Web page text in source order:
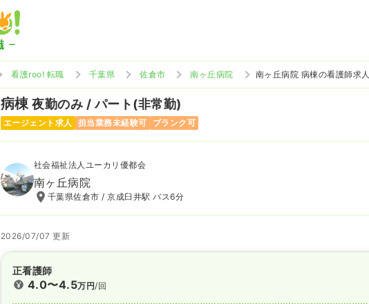
看護roo! 転職 千葉県 佐倉市 南ヶ丘病院 南ヶ丘病院 病棟の看護師求人
病棟夜勤のみ / パート(非常勤)
エージェント求人 担当業務未経験可 ブランク可
社会福祉法人ユーカリ優都会
南ヶ丘病院
千葉県佐倉市 / 京成臼井駅 バス6分
2026/07/07 更新
正看護師
4.0〜4.5万円/回